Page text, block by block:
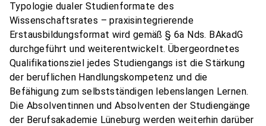
Typologie dualer Studienformate des
Wissenschaftsrates – praxisintegrierende
Erstausbildungsformat wird gemäß § 6a Nds. BAkadG
durchgeführt und weiterentwickelt. Übergeordnetes
Qualifikationsziel jedes Studiengangs ist die Stärkung
der beruflichen Handlungskompetenz und die
Befähigung zum selbstständigen lebenslangen Lernen.
Die Absolventinnen und Absolventen der Studiengänge
der Berufsakademie Lüneburg werden weiterhin darüber